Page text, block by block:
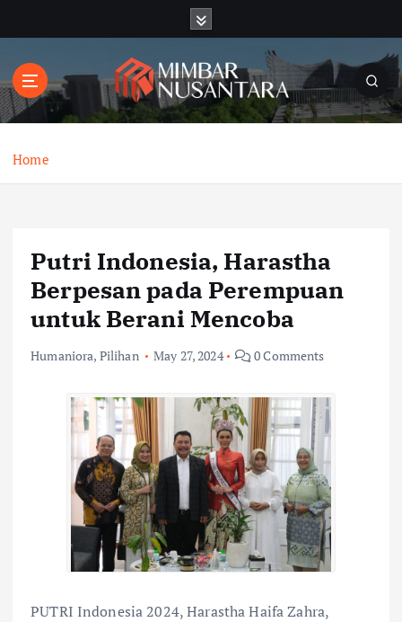
t
o
Home
Putri Indonesia, Harastha
Berpesan pada Perempuan
untuk Berani Mencoba
Humaniora, Pilihan May 27, 2024 0 Comments
PUTRI Indonesia 2024, Harastha Haifa Zahra,